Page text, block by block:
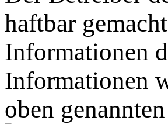
haftbar
Informationen
Informationen
oben